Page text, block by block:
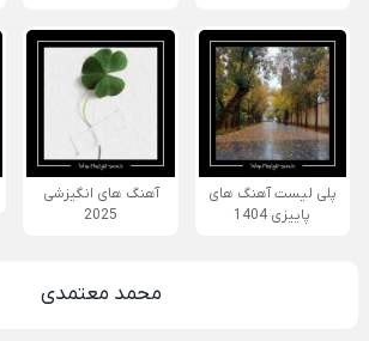
پلی لیست آهنگ های
پاییزی 1404
آهنگ های انگیزشی
2025
محمد معتمدی